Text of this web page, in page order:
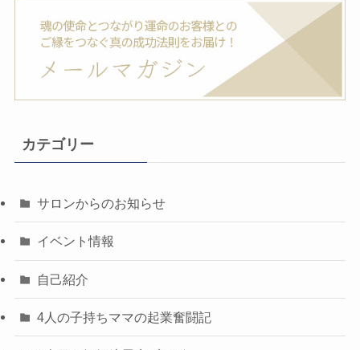
カテゴリー
サロンからのお知らせ
イベント情報
自己紹介
4人の子持ちママの起業奮闘記